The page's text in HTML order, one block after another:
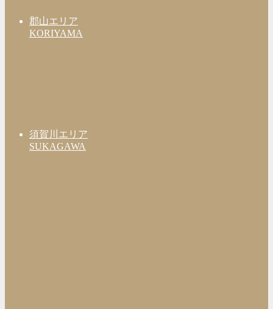
郡山エリア
KORIYAMA
須賀川エリア
SUKAGAWA